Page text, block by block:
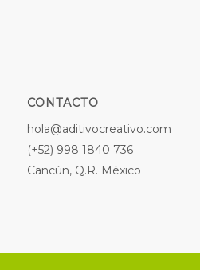
CONTACTO
hola@aditivocreativo.com
(+52) 998 1840 736
Cancún, Q.R. México